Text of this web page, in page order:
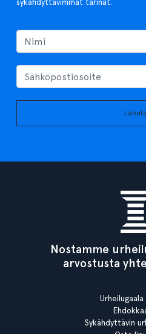
Lähetä
Nostamme
arvostusta
Sykähdyttävin